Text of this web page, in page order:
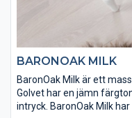
BARONOAK MILK
BaronOak Milk är ett
Golvet har en jämn
intryck. BaronOak Milk